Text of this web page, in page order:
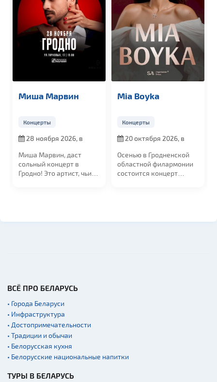
Миша Марвин
Концерты
28 ноября 2026, в
Миша Марвин, даст
сольный концерт в
Гродно! Это артист, чьи
Mia Boyka
Концерты
20 октября 2026, в
Осенью в Гродненской
областной филармонии
состоится концерт
ВСЁ ПРО БЕЛАРУСЬ
• Города Беларуси
• Инфраструктура
• Достопримечательности
• Традиции и обычаи
• Белорусская кухня
• Белорусские национальные напитки
ТУРЫ В БЕЛАРУСЬ